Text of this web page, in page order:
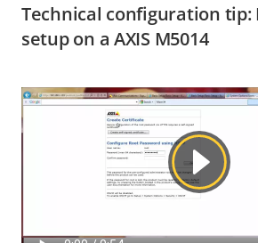
Technical configuration tip:
setup on a AXIS M5014